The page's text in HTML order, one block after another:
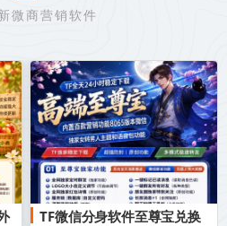
微商营销软件
TF微信分身软件至尊宝兑换